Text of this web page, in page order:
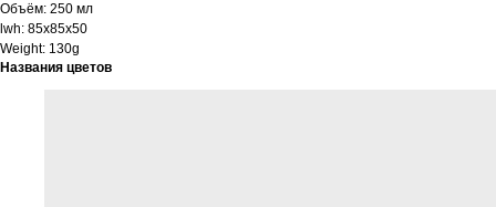
Объём: 250 мл
lwh: 85x85x50
Weight: 130g
Названия цветов